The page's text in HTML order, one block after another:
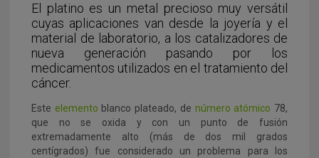
El platino es un metal precioso muy versátil
cuyas aplicaciones van desde la joyería y el
material de laboratorio, a los catalizadores de
nueva generación pasando por los
medicamentos utilizados en el tratamiento del
cáncer.
Este elemento blanco plateado, de número atómico 78,
que no se oxida y con un punto de fusión
extremadamente alto (más de dos mil grados
centígrados) fue considerado un problema para los